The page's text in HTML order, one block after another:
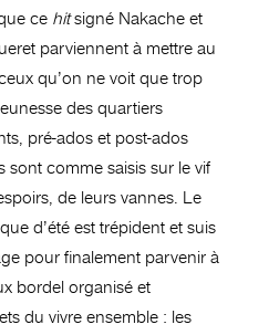
cehitsigné Nakache et
parviennent à mettre au
qu’on ne voit que trop
des quartiers
pré-ados et post-ados
sont comme saisis sur le vif
de leurs vannes. Le
d’été est trépident et suis
pour finalement parvenir à
bordel organisé et
du vivre ensemble : les